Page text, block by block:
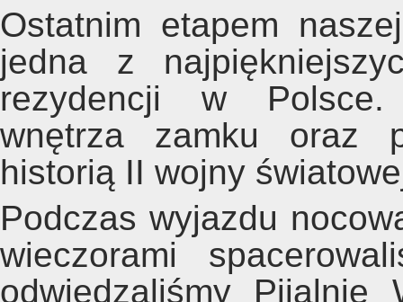
Ostatnim etapem
jedna z
rezydencji w Polsce.
wnętrza zamku oraz
historią II wojny
Podczas wyjazdu
wieczorami
odwiedzaliśmy Pijalnię